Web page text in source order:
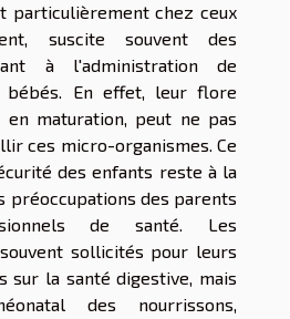
particulièrement chez ceux
suscite souvent des
à l'administration de
bébés. En effet, leur flore
en maturation, peut ne pas
ces micro-organismes. Ce
des enfants reste à la
préoccupations des parents
de santé. Les
sollicités pour leurs
sur la santé digestive, mais
des nourrissons,